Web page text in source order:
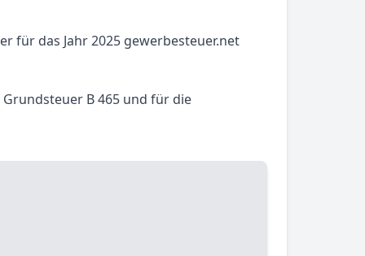
für das Jahr 2025 gewerbesteuer.net
B 465 und für die